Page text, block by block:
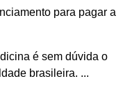
para pagar a
é sem dúvida o
brasileira. ...